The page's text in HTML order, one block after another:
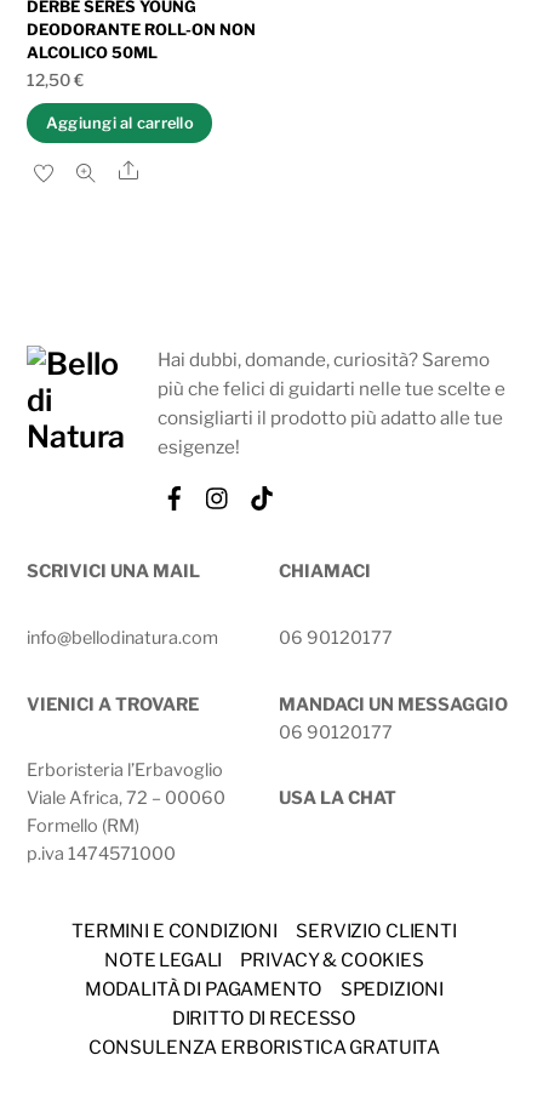
DERBE SERES YOUNG
DEODORANTE ROLL-ON NON
ALCOLICO 50ML
12,50€
Aggiungi al carrello
Share
Hai dubbi, domande, curiosità? Saremo
più che felici di guidarti nelle tue scelte e
consigliarti il prodotto più adatto alle tue
esigenze!
FacebookInstagram
SCRIVICI UNA MAIL
info@bellodinatura.com
CHIAMACI
06 90120177
VIENICI A TROVARE
Erboristeria l’Erbavoglio
Viale Africa, 72 – 00060
Formello (RM)
p.iva 1474571000
MANDACI UN MESSAGGIO
06 90120177
USA LA CHAT
TERMINI E CONDIZIONI
SERVIZIO CLIENTI
NOTE LEGALI
PRIVACY & COOKIES
MODALITÀ DI PAGAMENTO
SPEDIZIONI
DIRITTO DI RECESSO
CONSULENZA ERBORISTICA GRATUITA